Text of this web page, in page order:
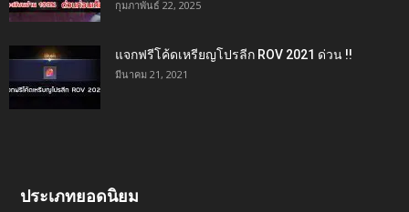
กุมภาพันธ์ 22, 2025
แจกฟรีโค้ดเหรียญโปรลีก ROV 2021 ด่วน !!
มีนาคม 21, 2021
ประเภทยอดนิยม